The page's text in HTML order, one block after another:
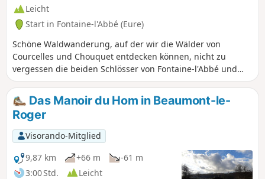
Leicht
Start in Fontaine-l'Abbé (Eure)
Schöne Waldwanderung, auf der wir die Wälder von
Courcelles und Chouquet entdecken können, nicht zu
vergessen die beiden Schlösser von Fontaine-l'Abbé und
Courcelles.
Das Manoir du Hom in Beaumont-le-
Roger
Visorando-Mitglied
9,87 km
+66 m
-61 m
3:00 Std.
Leicht